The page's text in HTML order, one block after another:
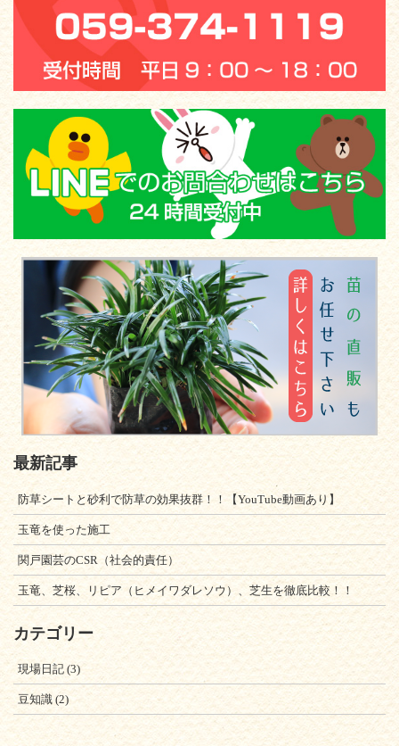
最新記事
防草シートと砂利で防草の効果抜群！！【YouTube動画あり】
玉竜を使った施工
関戸園芸のCSR（社会的責任）
玉竜、芝桜、リピア（ヒメイワダレソウ）、芝生を徹底比較！！
カテゴリー
現場日記 (3)
豆知識 (2)